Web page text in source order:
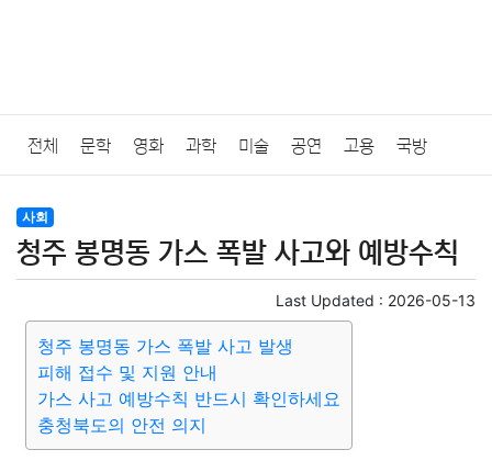
전체 문학 영화 과학 미술 공연 고용 국방
법률
질병 가요 방송 일상 주식 암호화폐 블록체인
결혼 육아 반려동물 패션 미용 증권
요리 상품리뷰 원예 금융 게임
대출 자동차 취미 여행 맛집 IT 컴퓨터
사회
청주 봉명동 가스 폭발 사고와 예방수칙
Last Updated : 2026-05-13
청주 봉명동 가스 폭발 사고 발생
피해 접수 및 지원 안내
가스 사고 예방수칙 반드시 확인하세요
충청북도의 안전 의지